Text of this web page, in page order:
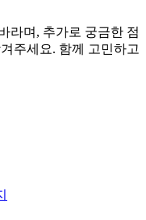
라며, 추가로 궁금한 점
주세요. 함께 고민하고